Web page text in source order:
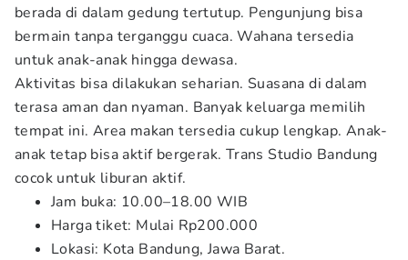
berada di dalam gedung tertutup. Pengunjung bisa
bermain tanpa terganggu cuaca. Wahana tersedia
untuk anak-anak hingga dewasa.
Aktivitas bisa dilakukan seharian. Suasana di dalam
terasa aman dan nyaman. Banyak keluarga memilih
tempat ini. Area makan tersedia cukup lengkap. Anak-
anak tetap bisa aktif bergerak. Trans Studio Bandung
cocok untuk liburan aktif.
Jam buka: 10.00–18.00 WIB
Harga tiket: Mulai Rp200.000
Lokasi: Kota Bandung, Jawa Barat.